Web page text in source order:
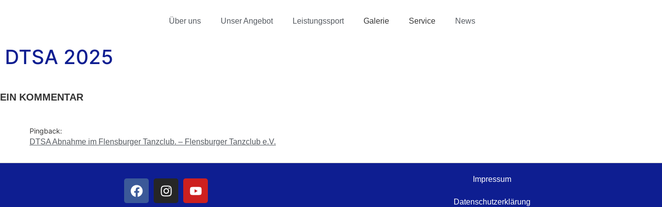
Über uns Unser Angebot Leistungssport Galerie Service News
DTSA 2025
EIN KOMMENTAR
Pingback:
DTSA Abnahme im Flensburger Tanzclub. – Flensburger Tanzclub e.V.
Impressum
Datenschutzerklärung